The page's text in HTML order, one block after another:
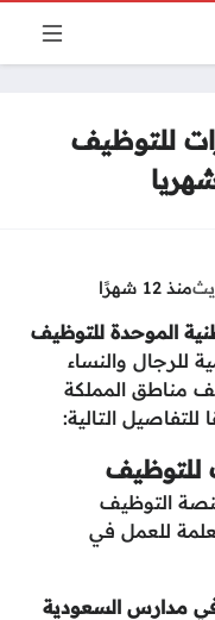
للتوظيف
منذ 12 شهرًا
الموحدة للتوظيف
تعليمية للرجال والنساء
مناطق المملكة
للتوظيف
التوظيف
للعمل في
مدارس السعودية